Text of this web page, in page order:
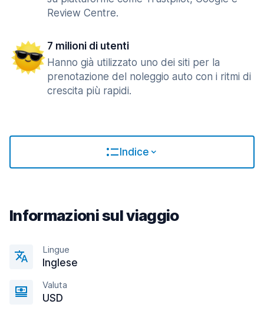
Review Centre.
7 milioni di utenti
Hanno già utilizzato uno dei siti per la
prenotazione del noleggio auto con i ritmi di
crescita più rapidi.
Indice
Informazioni sul viaggio
Lingue
Inglese
Valuta
USD